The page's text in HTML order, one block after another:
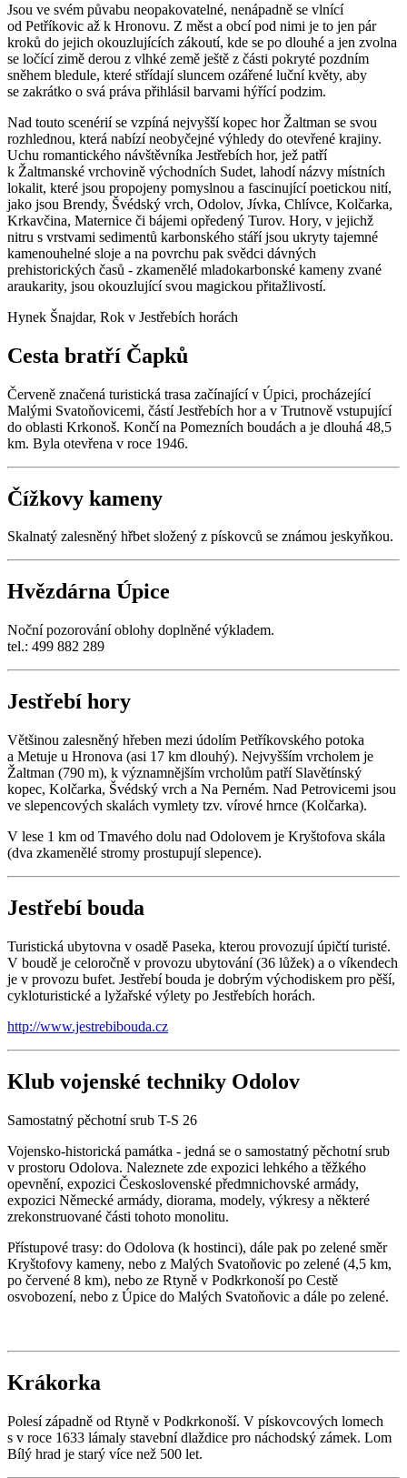
Jsou ve svém půvabu neopakovatelné, nenápadně se vlnící
od Petříkovic až k Hronovu. Z měst a obcí pod nimi je to jen pár
kroků do jejich okouzlujících zákoutí, kde se po dlouhé a jen zvolna
se ločící zimě derou z vlhké země ještě z části pokryté pozdním
sněhem bledule, které střídají sluncem ozářené luční květy, aby
se zakrátko o svá práva přihlásil barvami hýřící podzim.
Nad touto scenérií se vzpíná nejvyšší kopec hor Žaltman se svou
rozhlednou, která nabízí neobyčejné výhledy do otevřené krajiny.
Uchu romantického návštěvníka Jestřebích hor, jež patří
k Žaltmanské vrchovině východních Sudet, lahodí názvy místních
lokalit, které jsou propojeny pomyslnou a fascinující poetickou nití,
jako jsou Brendy, Švédský vrch, Odolov, Jívka, Chlívce, Kolčarka,
Krkavčina, Maternice či bájemi opředený Turov. Hory, v jejichž
nitru s vrstvami sedimentů karbonského stáří jsou ukryty tajemné
kamenouhelné sloje a na povrchu pak svědci dávných
prehistorických časů - zkamenělé mladokarbonské kameny zvané
araukarity, jsou okouzlující svou magickou přitažlivostí.
Hynek Šnajdar, Rok v Jestřebích horách
Cesta bratří Čapků
Červeně značená turistická trasa začínající v Úpici, procházející
Malými Svatoňovicemi, částí Jestřebích hor a v Trutnově vstupující
do oblasti Krkonoš. Končí na Pomezních boudách a je dlouhá 48,5
km. Byla otevřena v roce 1946.
Čížkovy kameny
Skalnatý zalesněný hřbet složený z pískovců se známou jeskyňkou.
Hvězdárna Úpice
Noční pozorování oblohy doplněné výkladem.
tel.: 499 882 289
Jestřebí hory
Většinou zalesněný hřeben mezi údolím Petříkovského potoka
a Metuje u Hronova (asi 17 km dlouhý). Nejvyšším vrcholem je
Žaltman (790 m), k významnějším vrcholům patří Slavětínský
kopec, Kolčarka, Švédský vrch a Na Perném. Nad Petrovicemi jsou
ve slepencových skalách vymlety tzv. vírové hrnce (Kolčarka).
V lese 1 km od Tmavého dolu nad Odolovem je Kryštofova skála
(dva zkamenělé stromy prostupují slepence).
Jestřebí bouda
Turistická ubytovna v osadě Paseka, kterou provozují úpičtí turisté.
V boudě je celoročně v provozu ubytování (36 lůžek) a o víkendech
je v provozu bufet. Jestřebí bouda je dobrým východiskem pro pěší,
cykloturistické a lyžařské výlety po Jestřebích horách.
http://www.jestrebibouda.cz
Klub vojenské techniky Odolov
Samostatný pěchotní srub T-S 26
Vojensko-historická památka - jedná se o samostatný pěchotní srub
v prostoru Odolova. Naleznete zde expozici lehkého a těžkého
opevnění, expozici Československé předmnichovské armády,
expozici Německé armády, diorama, modely, výkresy a některé
zrekonstruované části tohoto monolitu.
Přístupové trasy: do Odolova (k hostinci), dále pak po zelené směr
Kryštofovy kameny, nebo z Malých Svatoňovic po zelené (4,5 km,
po červené 8 km), nebo ze Rtyně v Podkrkonoší po Cestě
osvobození, nebo z Úpice do Malých Svatoňovic a dále po zelené.
Krákorka
Polesí západně od Rtyně v Podkrkonoší. V pískovcových lomech
s v roce 1633 lámaly stavební dlaždice pro náchodský zámek. Lom
Bílý hrad je starý více než 500 let.